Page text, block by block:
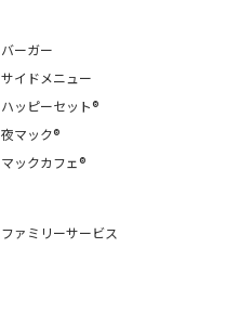
バーガー
サイドメニュー
ハッピーセット®
夜マック®
マックカフェ®
ファミリーサービス